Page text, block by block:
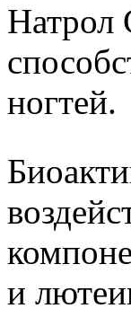
Натрол
ногтей.
и